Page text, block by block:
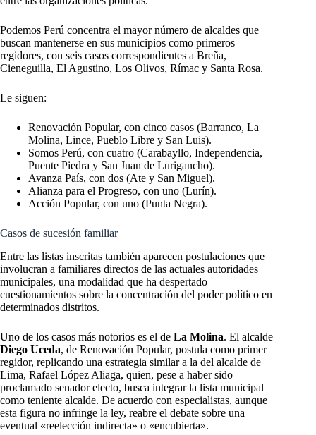
Podemos Perú concentra el mayor número de alcaldes que
buscan mantenerse en sus municipios como primeros
regidores, con seis casos correspondientes a Breña,
Cieneguilla, El Agustino, Los Olivos, Rímac y Santa Rosa.
Le siguen:
Renovación Popular, con cinco casos (Barranco, La
Molina, Lince, Pueblo Libre y San Luis).
Somos Perú, con cuatro (Carabayllo, Independencia,
Puente Piedra y San Juan de Lurigancho).
Avanza País, con dos (Ate y San Miguel).
Alianza para el Progreso, con uno (Lurín).
Acción Popular, con uno (Punta Negra).
Casos de sucesión familiar
Entre las listas inscritas también aparecen postulaciones que
involucran a familiares directos de las actuales autoridades
municipales, una modalidad que ha despertado
cuestionamientos sobre la concentración del poder político en
determinados distritos.
Uno de los casos más notorios es el de La Molina. El alcalde
Diego Uceda, de Renovación Popular, postula como primer
regidor, replicando una estrategia similar a la del alcalde de
Lima, Rafael López Aliaga, quien, pese a haber sido
proclamado senador electo, busca integrar la lista municipal
como teniente alcalde. De acuerdo con especialistas, aunque
esta figura no infringe la ley, reabre el debate sobre una
eventual «reelección indirecta» o «encubierta».